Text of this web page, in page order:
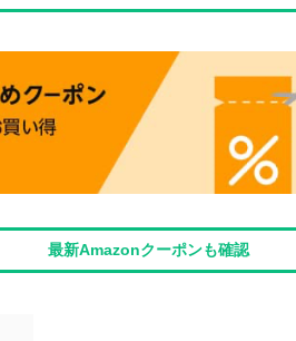
最新Amazonクーポンも確認